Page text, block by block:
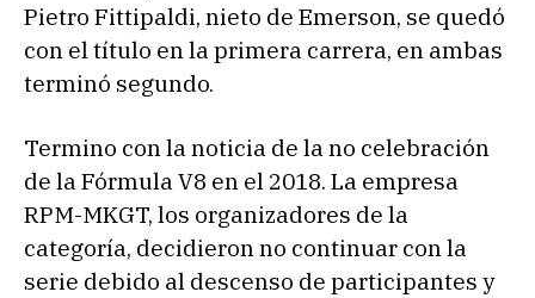
Pietro Fittipaldi, nieto de Emerson, se quedó
con el título en la primera carrera, en ambas
terminó segundo.
Termino con la noticia de la no celebración
de la Fórmula V8 en el 2018. La empresa
RPM-MKGT, los organizadores de la
categoría, decidieron no continuar con la
serie debido al descenso de participantes y